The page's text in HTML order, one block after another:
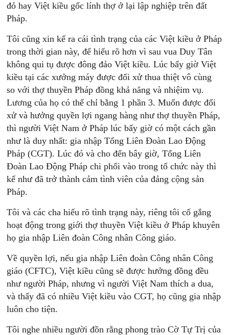
đỏ hay Việt kiều gốc lính thợ ở lại lập nghiệp trên đất
Pháp.
Tôi cũng xin kể ra cái tình trạng của các Việt kiều ở Pháp
trong thời gian này, để hiểu rõ hơn vì sau vua Duy Tân
không qui tụ được đông đảo Việt kiều. Lúc bấy giờ Việt
kiều tại các xưởng máy được đối xử thua thiệt vô cùng
so với thợ thuyền Pháp đồng khả năng và nhiệim vụ.
Lương của họ có thể chỉ bằng 1 phần 3. Muốn được đối
xử và hưởng quyền lợi ngang hàng như thợ thuyền Pháp,
thì người Việt Nam ở Pháp lúc bấy giờ có một cách gần
như là duy nhất: gia nhập Tổng Liên Đoàn Lao Động
Pháp (CGT). Lúc đó và cho đến bây giờ, Tổng Liên
Đoàn Lao Động Pháp chi phối vào trong tổ chức này thì
kể như đã trở thành cảm tình viên của đảng cộng sản
Pháp.
Tôi và các cha hiểu rõ tình trạng này, riêng tôi cố gắng
hoạt động trong giới thợ thuyền Việt kiều ở Pháp khuyên
họ gia nhập Liên đoàn Công nhân Công giáo.
Về quyền lợi, nếu gia nhập Liên đoàn Công nhân Công
giáo (CFTC), Việt kiều cũng sẽ được hưởng đồng đều
như người Pháp, nhưng vì người Việt Nam thích a dua,
và thấy đã có nhiều Việt kiều vào CGT, họ cũng gia nhập
luôn cho tiện.
Tôi nghe nhiều người đồn rằng phong trào Cờ Tự Trị của